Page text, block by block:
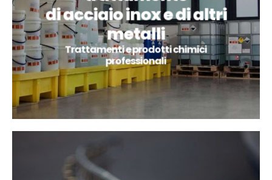
di acciaio inox e di altri
metalli
Trattamenti e prodotti chimici
professionali